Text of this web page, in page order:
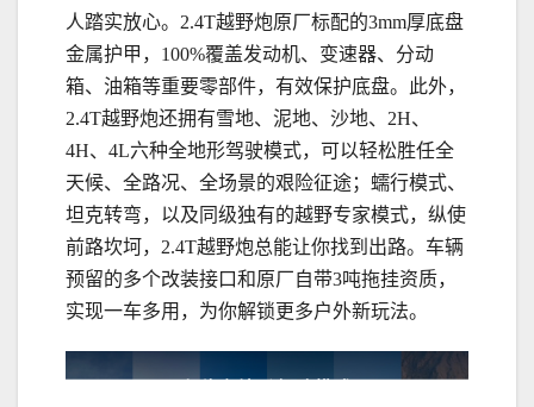
人踏实放心。2.4T越野炮原厂标配的3mm厚底盘
金属护甲，100%覆盖发动机、变速器、分动
箱、油箱等重要零部件，有效保护底盘。此外，
2.4T越野炮还拥有雪地、泥地、沙地、2H、
4H、4L六种全地形驾驶模式，可以轻松胜任全
天候、全路况、全场景的艰险征途；蠕行模式、
坦克转弯，以及同级独有的越野专家模式，纵使
前路坎坷，2.4T越野炮总能让你找到出路。车辆
预留的多个改装接口和原厂自带3吨拖挂资质，
实现一车多用，为你解锁更多户外新玩法。